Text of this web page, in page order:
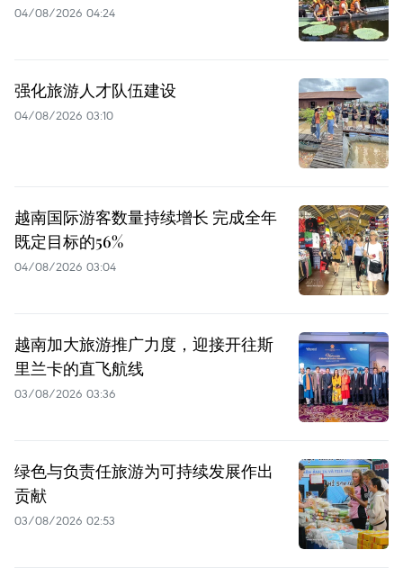
04/08/2026 04:24
强化旅游人才队伍建设
04/08/2026 03:10
越南国际游客数量持续增长 完成全年
既定目标的56%
04/08/2026 03:04
越南加大旅游推广力度，迎接开往斯
里兰卡的直飞航线
03/08/2026 03:36
绿色与负责任旅游为可持续发展作出
贡献
03/08/2026 02:53